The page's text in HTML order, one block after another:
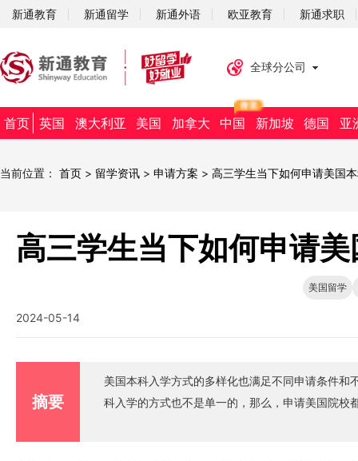
新通教育 新通留学 新通外语 欧亚教育 新通求职
全球分公司
首页 英国 澳大利亚 美国 加拿大 中国 新加坡 德国 亚
当前位置： 首页 > 留学资讯 > 申请方案 > 高三学生当下如何申请美国
高三学生当下如何申请
美国留学
2024-05-14
摘要
美国本科入学方式的多样化也满足不同申请条件
科入学的方式也不是单一的，那么，申请美国院